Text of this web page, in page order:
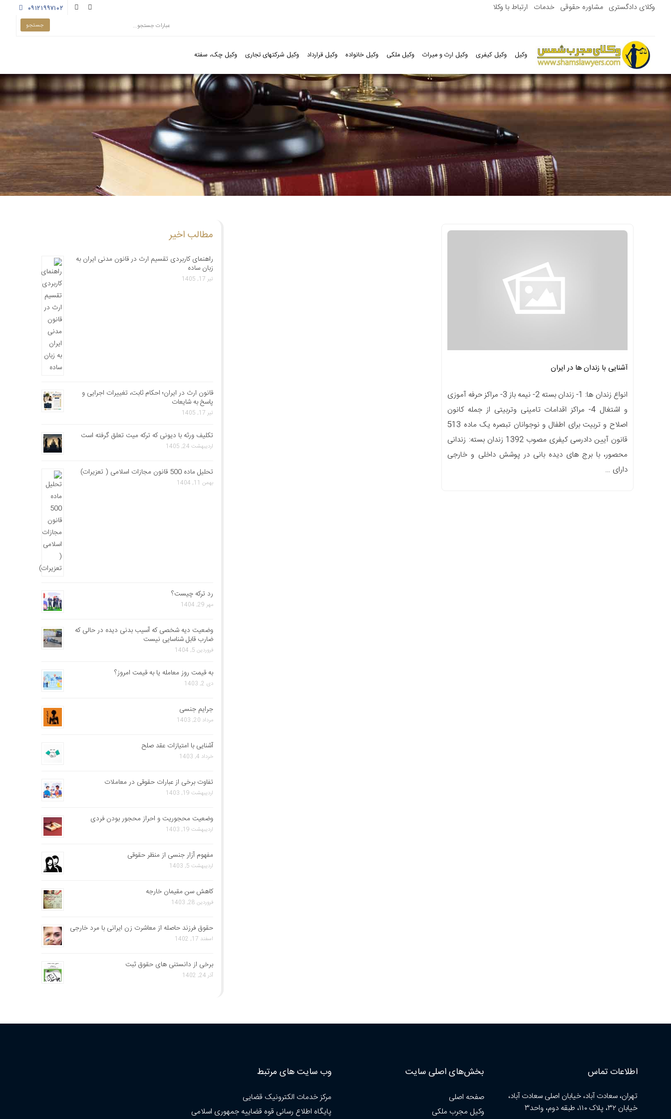
۰۹۱۲۱۹۹۷۱۰۲ وکلای دادگستری مشاوره حقوقی خدمات ارتباط با وکلا
وکیل وکیل کیفری وکیل ارث و میراث وکیل ملکی وکیل خانواده وکیل قرارداد وکیل شرکتهای تجاری وکیل چک، سفته
آشنایی با زندان ها در ایران
انواع زندان ها: 1- زندان بسته 2- نیمه باز 3- مراکز حرفه آموزی
و اشتغال 4- مراکز اقدامات تامینی وتربیتی از جمله کانون
اصلاح و تربیت برای اطفال و نوجوانان تبصره یک ماده 513
قانون آیین دادرسی کیفری مصوب 1392 زندان بسته: زندانی
محصور، با برج های دیده بانی در پوشش داخلی و خارجی
دارای …
مطالب اخیر
راهنمای کاربردی تقسیم ارث در قانون مدنی ایران به
زبان ساده
تیر 17, 1405
قانون ارث در ایران؛ احکام ثابت، تغییرات اجرایی و
پاسخ به شایعات
تیر 17, 1405
تکلیف ورثه با دیونی که ترکه میت تعلق گرفته است
اردیبهشت 24, 1405
تحلیل ماده 500 قانون مجازات اسلامی ( تعزیرات)
بهمن 11, 1404
رد ترکه چیست؟
مهر 29, 1404
وضعیت دیه شخصی که آسیب بدنی دیده در حالی که
ضارب قابل شناسایی نیست
فروردین 5, 1404
به قیمت روز معامله یا به قیمت امروز؟
دی 2, 1403
جرایم جنسی
مرداد 20, 1403
آشنایی با امتیازات عقد صلح
خرداد 4, 1403
تفاوت برخی از عبارات حقوقی در معاملات
اردیبهشت 19, 1403
وضعیت محجوریت و احراز محجور بودن فردی
اردیبهشت 19, 1403
مفهوم آزار جنسی از منظر حقوقی
اردیبهشت 5, 1403
کاهش سن مقیمان خارجه
فروردین 28, 1403
حقوق فرزند حاصله از معاشرت زن ایرانی با مرد خارجی
اسفند 17, 1402
برخی از دانستنی های حقوق ثبت
آذر 24, 1402
اطلاعات تماس
تهران، سعادت آباد، خیابان اصلی سعادت آباد،
خیابان ۳۲، پلاک ۱۱۰، طبقه دوم، واحد۳
بخش‌های اصلی سایت
صفحه اصلی
وکیل مجرب ملکی
وب سایت های مرتبط
مرکز خدمات الکترونیک قضایی
پایگاه اطلاع رسانی قوه قضاییه جمهوری اسلامی